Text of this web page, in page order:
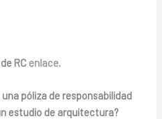
RC enlace.
póliza de responsabilidad
estudio de arquitectura?